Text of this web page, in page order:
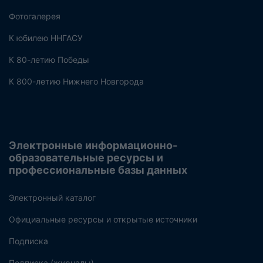
Фотогалерея
К юбилею ННГАСУ
К 80-летию Победы
К 800-летию Нижнего Новгорода
Электронные информационно-
образовательные ресурсы и
профессиональные базы данных
Электронный каталог
Официальные ресурсы и открытые источники
Подписка